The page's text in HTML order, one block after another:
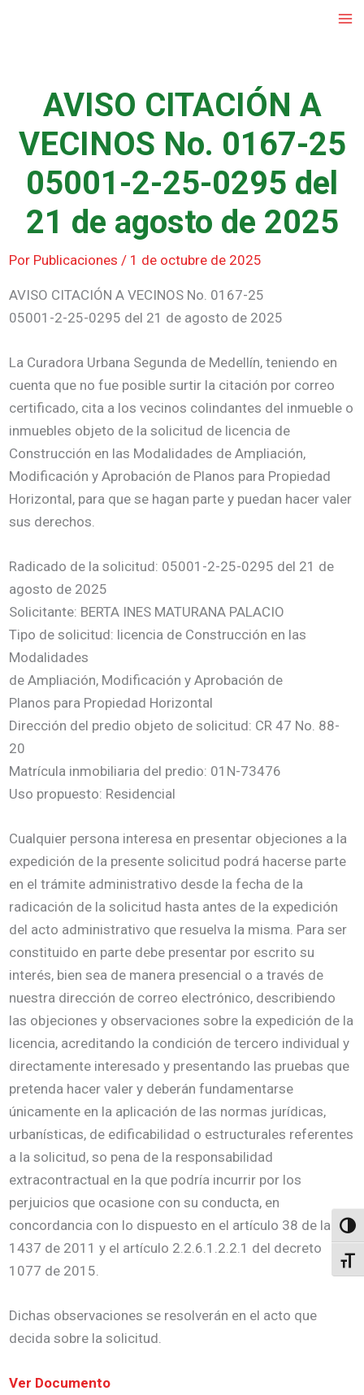
AVISO CITACIÓN A
VECINOS No. 0167-25
05001-2-25-0295 del
21 de agosto de 2025
Por Publicaciones / 1 de octubre de 2025
AVISO CITACIÓN A VECINOS No. 0167-25
05001-2-25-0295 del 21 de agosto de 2025
La Curadora Urbana Segunda de Medellín, teniendo en
cuenta que no fue posible surtir la citación por correo
certificado, cita a los vecinos colindantes del inmueble o
inmuebles objeto de la solicitud de licencia de
Construcción en las Modalidades de Ampliación,
Modificación y Aprobación de Planos para Propiedad
Horizontal, para que se hagan parte y puedan hacer valer
sus derechos.
Radicado de la solicitud: 05001-2-25-0295 del 21 de
agosto de 2025
Solicitante: BERTA INES MATURANA PALACIO
Tipo de solicitud: licencia de Construcción en las
Modalidades
de Ampliación, Modificación y Aprobación de
Planos para Propiedad Horizontal
Dirección del predio objeto de solicitud: CR 47 No. 88-
20
Matrícula inmobiliaria del predio: 01N-73476
Uso propuesto: Residencial
Cualquier persona interesa en presentar objeciones a la
expedición de la presente solicitud podrá hacerse parte
en el trámite administrativo desde la fecha de la
radicación de la solicitud hasta antes de la expedición
del acto administrativo que resuelva la misma. Para ser
constituido en parte debe presentar por escrito su
interés, bien sea de manera presencial o a través de
nuestra dirección de correo electrónico, describiendo
las objeciones y observaciones sobre la expedición de la
licencia, acreditando la condición de tercero individual y
directamente interesado y presentando las pruebas que
pretenda hacer valer y deberán fundamentarse
únicamente en la aplicación de las normas jurídicas,
urbanísticas, de edificabilidad o estructurales referentes
a la solicitud, so pena de la responsabilidad
extracontractual en la que podría incurrir por los
perjuicios que ocasione con su conducta, en
concordancia con lo dispuesto en el artículo 38 de la ley
1437 de 2011 y el artículo 2.2.6.1.2.2.1 del decreto
1077 de 2015.
Dichas observaciones se resolverán en el acto que
decida sobre la solicitud.
Ver Documento